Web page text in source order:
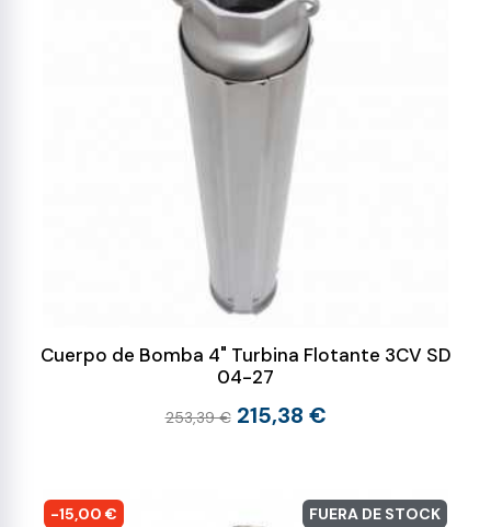
Cuerpo de Bomba 4" Turbina Flotante 3CV SD
04-27
253,39 € 215,38 €
-15,00 € FUERA DE STOCK